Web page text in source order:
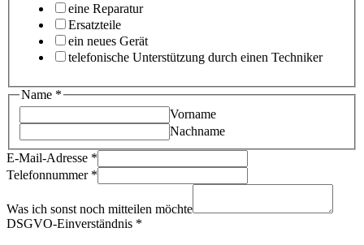
eine Reparatur
Ersatzteile
ein neues Gerät
telefonische Unterstützung durch einen Techniker
Name *
Vorname
Nachname
E-Mail-Adresse *
Telefonnummer *
Was ich sonst noch mitteilen möchte
DSGVO-Einverständnis *